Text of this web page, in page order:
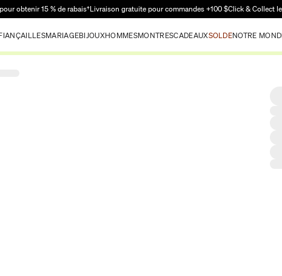
Passer au contenu principal
obtenir 15 % de rabais†Livraison gratuite pour commandes +100 $Click & Collect
MARIAGEBIJOUXHOMMESMONTRESCADEAUXSOLDENOTRE